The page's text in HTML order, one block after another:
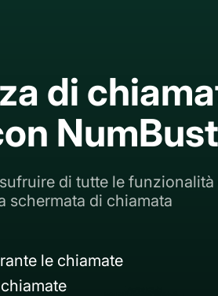
di
di tutte le funzionalità
schermata di chiamata
le chiamate